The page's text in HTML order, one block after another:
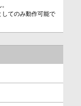
てのみ動作可能で